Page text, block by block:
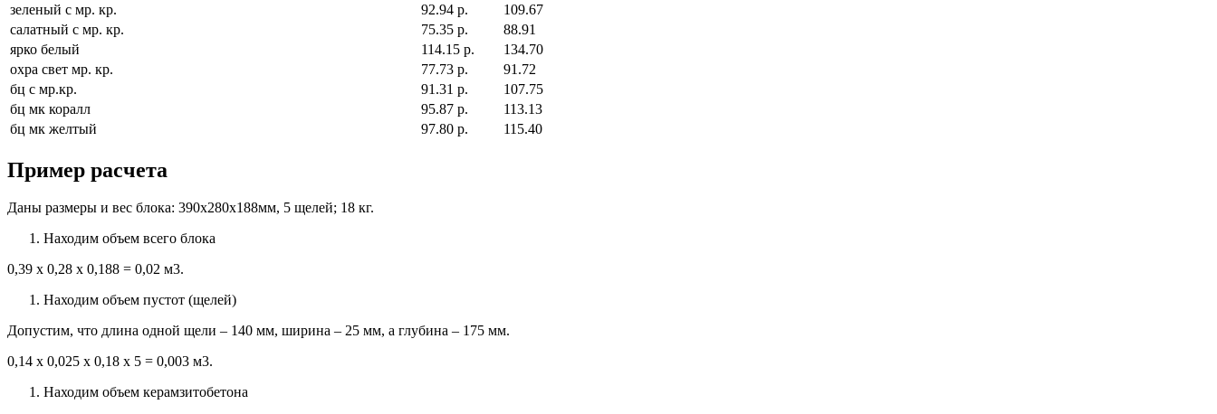
зеленый с мр. кр.
92.94 р.
109.67
салатный с мр. кр.
75.35 р.
88.91
ярко белый
114.15 р.
134.70
охра свет мр. кр.
77.73 р.
91.72
бц с мр.кр.
91.31 р.
107.75
бц мк коралл
95.87 р.
113.13
бц мк желтый
97.80 р. 115.40
Пример расчета
Даны размеры и вес блока: 390х280х188мм, 5 щелей; 18 кг.
Находим объем всего блока
0,39 х 0,28 х 0,188 = 0,02 м3.
Находим объем пустот (щелей)
Допустим, что длина одной щели – 140 мм, ширина – 25 мм, а глубина – 175 мм.
0,14 х 0,025 х 0,18 х 5 = 0,003 м3.
Находим объем керамзитобетона